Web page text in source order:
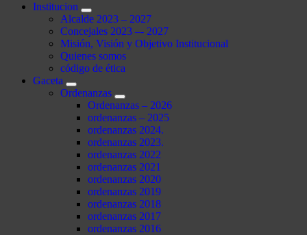
Institucion
Alcalde 2023 – 2027
Concejales 2023 –- 2027
Misión, Visión y Objetivo Institucional
Quienes somos
código de ética
Gaceta
Ordenanzas
Ordenanzas – 2026
ordenanzas – 2025
ordenanzas 2024.
ordenanzas 2023.
ordenanzas 2022
ordenanzas 2021
ordenanzas 2020
ordenanzas 2019
ordenanzas 2018
ordenanzas 2017
ordenanzas 2016